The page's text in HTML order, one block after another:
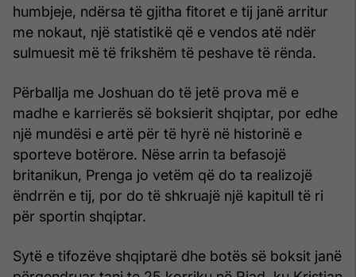
humbjeje, ndërsa të gjitha fitoret e tij janë arritur
me nokaut, një statistikë që e vendos atë ndër
sulmuesit më të frikshëm të peshave të rënda.
Përballja me Joshuan do të jetë prova më e
madhe e karrierës së boksierit shqiptar, por edhe
një mundësi e artë për të hyrë në historinë e
sporteve botërore. Nëse arrin ta befasojë
britanikun, Prenga jo vetëm që do ta realizojë
ëndrrën e tij, por do të shkruajë një kapitull të ri
për sportin shqiptar.
Sytë e tifozëve shqiptarë dhe botës së boksit janë